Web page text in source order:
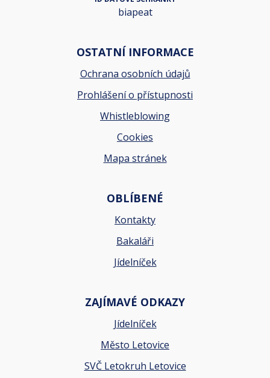
biapeat
OSTATNÍ INFORMACE
Ochrana osobních údajů
Prohlášení o přístupnosti
Whistleblowing
Cookies
Mapa stránek
OBLÍBENÉ
Kontakty
Bakaláři
Jídelníček
ZAJÍMAVÉ ODKAZY
Jídelníček
Město Letovice
SVČ Letokruh Letovice